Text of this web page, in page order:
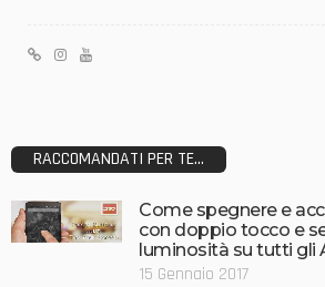
RACCOMANDATI PER TE...
Come spegnere e
con doppio tocco e
luminosità su tutti gli
15 Gennaio 2017